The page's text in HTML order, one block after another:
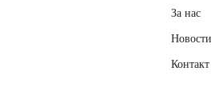
За нас
Новости
Контакт